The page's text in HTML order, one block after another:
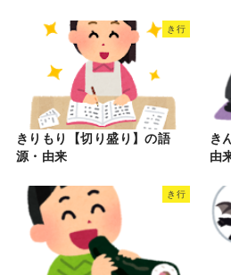
き行
きりもり【切り盛り】の語
源・由来
き
由
き行